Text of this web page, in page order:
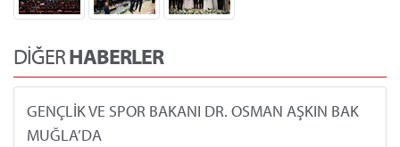
DİĞERHABERLER
GENÇLİK VE SPOR BAKANI DR. OSMAN AŞKIN BAK
MUĞLA’DA